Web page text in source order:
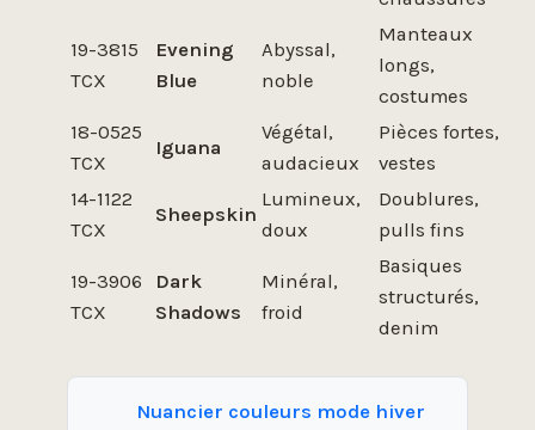
19-3815
TCX
Evening
Blue
Abyssal,
noble
Manteaux
longs,
costumes
18-0525
TCX
Iguana
Végétal,
audacieux
Pièces fortes,
vestes
14-1122
TCX
Sheepskin
Lumineux,
doux
Doublures,
pulls fins
19-3906
TCX
Dark
Shadows
Minéral,
froid
Basiques
structurés,
denim
Nuancier couleurs mode hiver